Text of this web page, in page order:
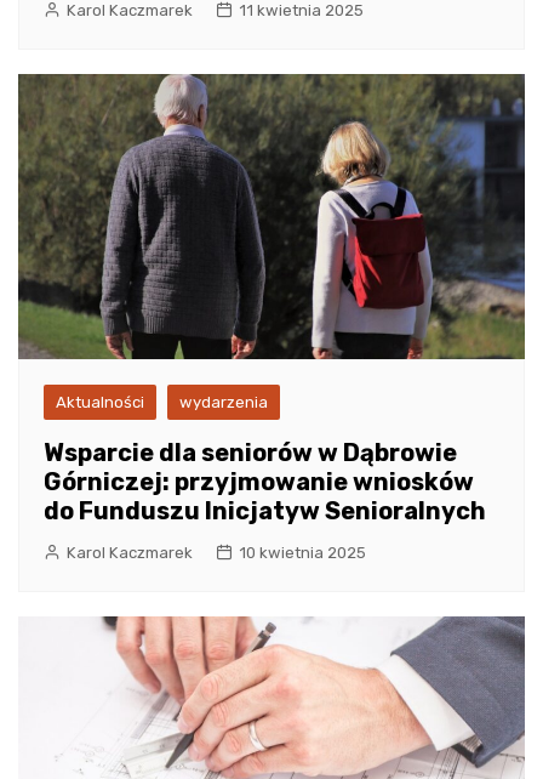
Karol Kaczmarek 11 kwietnia 2025
Aktualności wydarzenia
Wsparcie dla seniorów w Dąbrowie
Górniczej: przyjmowanie wniosków
do Funduszu Inicjatyw Senioralnych
Karol Kaczmarek 10 kwietnia 2025